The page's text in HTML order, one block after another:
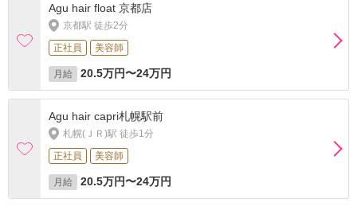
Agu hair float 京都店
京都駅 徒歩2分
正社員
美容師
月給 20.5万円〜24万円
Agu hair capri札幌駅前
札幌(ＪＲ)駅 徒歩1分
正社員
美容師
月給 20.5万円〜24万円